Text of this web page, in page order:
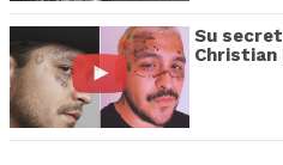
Su
Christian